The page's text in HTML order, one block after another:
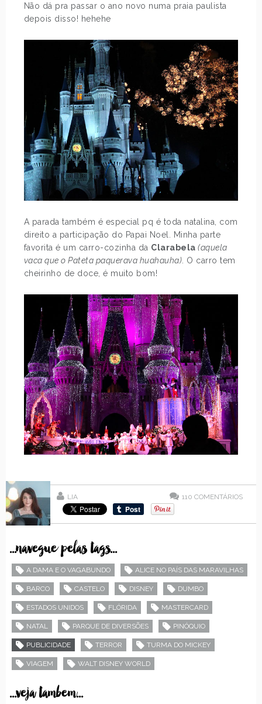
Não dá pra passar o ano novo numa praia paulista
depois disso! hehehe
A parada também é especial pq é toda natalina, com
direito a participação do Papai Noel. Minha parte
favorita é um carro-cozinha da Clarabela(aquela
vaca que o Pateta paquerava huahauha) . O carro tem
cheirinho de doce, é muito bom!
LIA 110 COMENTÁRIOS
...navegue pelas tags...
A DAMA E O VAGABUNDO ALICE NO PAÍS DAS MARAVILHAS
BARCO CASTELO DISNEY DUMBO
ESTADOS UNIDOS FLÓRIDA MASTERCARD
NATAL PARQUE DE DIVERSÕES PINÓQUIO
PUBLICIDADE TERROR TURMA DO MICKEY
VIAGEM WALT DISNEY WORLD
...veja tambem...